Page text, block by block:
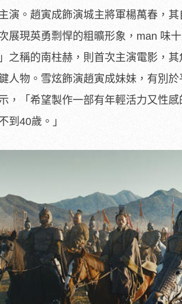
演。趙寅成飾演城主將軍楊萬春，
展現英勇剽悍的粗曠形象，man 味
」之稱的南柱赫，則首次主演電影，
人物。雪炫飾演趙寅成妹妹，有別
，「希望製作一部有年輕活力又性
到40歲。」